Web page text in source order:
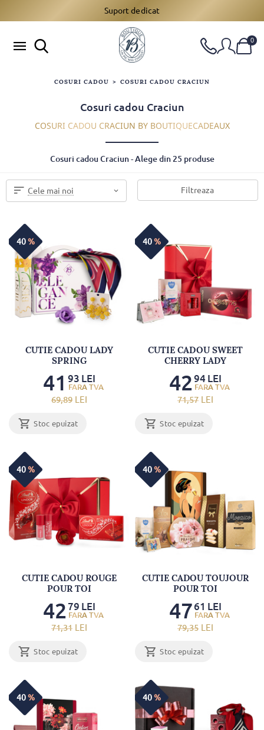
Suport dedicat
0
COSURI CADOU > COSURI CADOU CRACIUN
Cosuri cadou Craciun
COSURI CADOU CRACIUN BY BOUTIQUECADEAUX
Cosuri cadou Craciun - Alege din 25 produse
Cele mai noi Filtreaza
40%
CUTIE CADOU LADY
SPRING
69,89 LEI
41 93 LEI
Stoc epuizat
40%
CUTIE CADOU SWEET
CHERRY LADY
71,57 LEI
4294 LEI
Stoc epuizat
40%
CUTIE CADOU ROUGE
POUR TOI
71,31 LEI
42 79 LEI
Stoc epuizat
40%
CUTIE CADOU TOUJOUR
POUR TOI
79,35 LEI
47 61 LEI
Stoc epuizat
40% 40%